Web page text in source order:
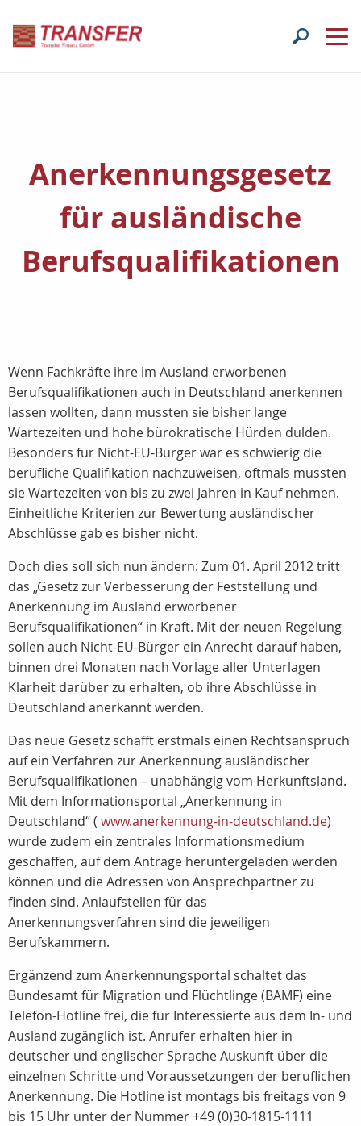
Anerkennungsgesetz
für ausländische
Berufsqualifikationen
Wenn Fachkräfte ihre im Ausland erworbenen
Berufsqualifikationen auch in Deutschland anerkennen
lassen wollten, dann mussten sie bisher lange
Wartezeiten und hohe bürokratische Hürden dulden.
Besonders für Nicht-EU-Bürger war es schwierig die
berufliche Qualifikation nachzuweisen, oftmals mussten
sie Wartezeiten von bis zu zwei Jahren in Kauf nehmen.
Einheitliche Kriterien zur Bewertung ausländischer
Abschlüsse gab es bisher nicht.
Doch dies soll sich nun ändern: Zum 01. April 2012 tritt
das „Gesetz zur Verbesserung der Feststellung und
Anerkennung im Ausland erworbener
Berufsqualifikationen“ in Kraft. Mit der neuen Regelung
sollen auch Nicht-EU-Bürger ein Anrecht darauf haben,
binnen drei Monaten nach Vorlage aller Unterlagen
Klarheit darüber zu erhalten, ob ihre Abschlüsse in
Deutschland anerkannt werden.
Das neue Gesetz schafft erstmals einen Rechtsanspruch
auf ein Verfahren zur Anerkennung ausländischer
Berufsqualifikationen – unabhängig vom Herkunftsland.
Mit dem Informationsportal „Anerkennung in
Deutschland“ ( www.anerkennung-in-deutschland.de)
wurde zudem ein zentrales Informationsmedium
geschaffen, auf dem Anträge heruntergeladen werden
können und die Adressen von Ansprechpartner zu
finden sind. Anlaufstellen für das
Anerkennungsverfahren sind die jeweiligen
Berufskammern.
Ergänzend zum Anerkennungsportal schaltet das
Bundesamt für Migration und Flüchtlinge (BAMF) eine
Telefon-Hotline frei, die für Interessierte aus dem In- und
Ausland zugänglich ist. Anrufer erhalten hier in
deutscher und englischer Sprache Auskunft über die
einzelnen Schritte und Voraussetzungen der beruflichen
Anerkennung. Die Hotline ist montags bis freitags von 9
bis 15 Uhr unter der Nummer +49 (0)30-1815-1111